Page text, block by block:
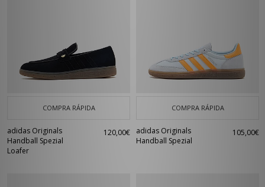
COMPRA RÁPIDA
adidas Originals
Handball Spezial
Loafer
120,00€
COMPRA RÁPIDA
adidas Originals
Handball Spezial
105,00€